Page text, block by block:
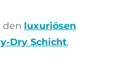
den luxuriösen
Dry Schicht,